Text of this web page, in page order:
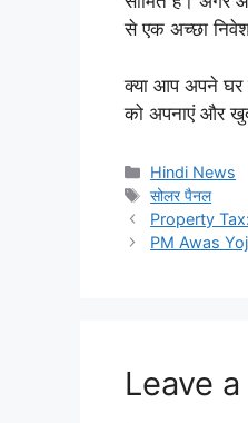
से एक अच्छा
क्या आप अपने घर
को अपनाएं और
Categories
Hindi News
Tags
सोलर पैनल
Property Tax:
PM Awas
Leave